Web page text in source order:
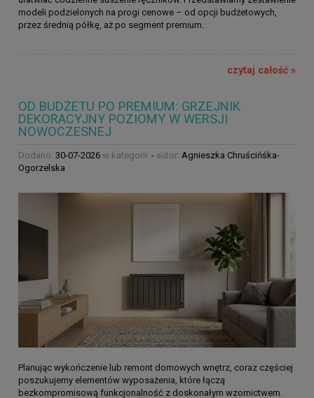
modeli podzielonych na progi cenowe – od opcji budżetowych,
przez średnią półkę, aż po segment premium.
czytaj całość »
OD BUDŻETU PO PREMIUM: GRZEJNIK
DEKORACYJNY POZIOMY W WERSJI
NOWOCZESNEJ
Dodano: 30-07-2026 w kategorii: - autor: Agnieszka Chruścińśka-
Ogorzelska
Planując wykończenie lub remont domowych wnętrz, coraz częściej
poszukujemy elementów wyposażenia, które łączą
bezkompromisową funkcjonalność z doskonałym wzornictwem.